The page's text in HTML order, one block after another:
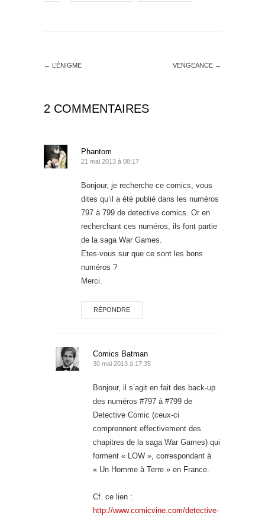
← L’ÉNIGME VENGEANCE →
2 COMMENTAIRES
Phantom
21 mai 2013 à 08:17
Bonjour, je recherche ce comics, vous
dites qu’il a été publié dans les numéros
797 à 799 de detective comics. Or en
recherchant ces numéros, ils font partie
de la saga War Games.
Etes-vous sur que ce sont les bons
numéros ?
Merci.
RÉPONDRE
Comics Batman
30 mai 2013 à 17:35
Bonjour, il s’agit en fait des back-up
des numéros #797 à #799 de
Detective Comic (ceux-ci
comprennent effectivement des
chapitres de la saga War Games) qui
forment « LOW », correspondant à
« Un Homme à Terre » en France.
Cf. ce lien :
http://www.comicvine.com/detective-